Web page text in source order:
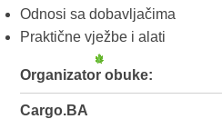
Odnosi sa dobavljačima
Praktične vježbe i alati
Organizator obuke:
Cargo.BA